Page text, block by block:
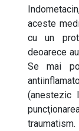
aceste
cu un
deoarece
Se mai
(anestezic
traumatism.